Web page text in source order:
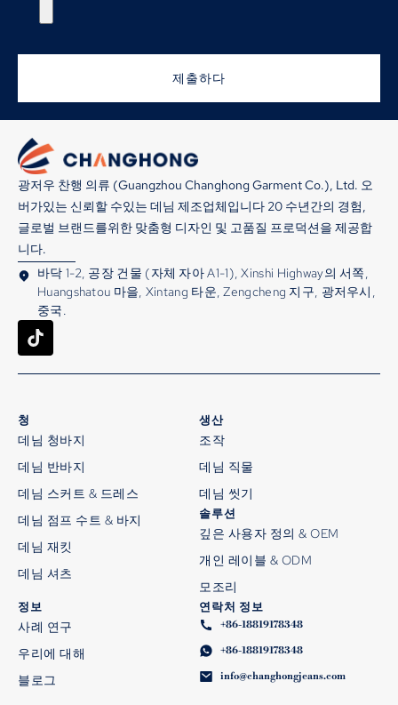
제출하다
광저우 찬행 의류 (Guangzhou Changhong Garment Co.), Ltd. 오
버가있는 신뢰할 수있는 데님 제조업체입니다 20 수년간의 경험,
글로벌 브랜드를위한 맞춤형 디자인 및 고품질 프로덕션을 제공합
니다.
바닥 1-2, 공장 건물 (자체 자아 A1-1), Xinshi Highway의 서쪽,
Huangshatou 마을, Xintang 타운, Zengcheng 지구, 광저우시,
중국.
청
데님 청바지
데님 반바지
데님 스커트 & 드레스
데님 점프 수트 & 바지
데님 재킷
데님 셔츠
생산
조작
데님 직물
데님 씻기
솔루션
깊은 사용자 정의 & OEM
개인 레이블 & ODM
모조리
정보
사례 연구
우리에 대해
블로그
연락처 정보
+86-18819178348
+86-18819178348
info@changhongjeans.com